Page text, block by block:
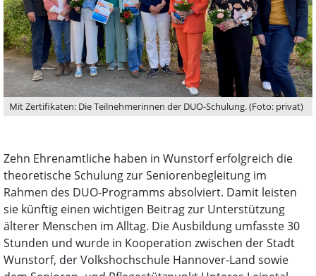
Mit Zertifikaten: Die Teilnehmerinnen der DUO-Schulung. (Foto: privat)
Zehn Ehrenamtliche haben in Wunstorf erfolgreich die
theoretische Schulung zur Seniorenbegleitung im
Rahmen des DUO-Programms absolviert. Damit leisten
sie künftig einen wichtigen Beitrag zur Unterstützung
älterer Menschen im Alltag. Die Ausbildung umfasste 30
Stunden und wurde in Kooperation zwischen der Stadt
Wunstorf, der Volkshochschule Hannover-Land sowie